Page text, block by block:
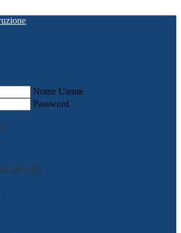
Nome Utente
Password
con CIE